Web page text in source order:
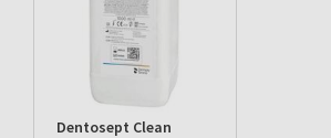
Dentosept Clean